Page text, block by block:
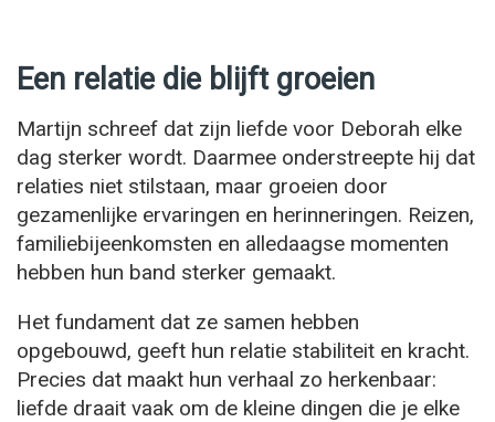
Een relatie die blijft groeien
Martijn schreef dat zijn liefde voor Deborah elke
dag sterker wordt. Daarmee onderstreepte hij dat
relaties niet stilstaan, maar groeien door
gezamenlijke ervaringen en herinneringen. Reizen,
familiebijeenkomsten en alledaagse momenten
hebben hun band sterker gemaakt.
Het fundament dat ze samen hebben
opgebouwd, geeft hun relatie stabiliteit en kracht.
Precies dat maakt hun verhaal zo herkenbaar:
liefde draait vaak om de kleine dingen die je elke